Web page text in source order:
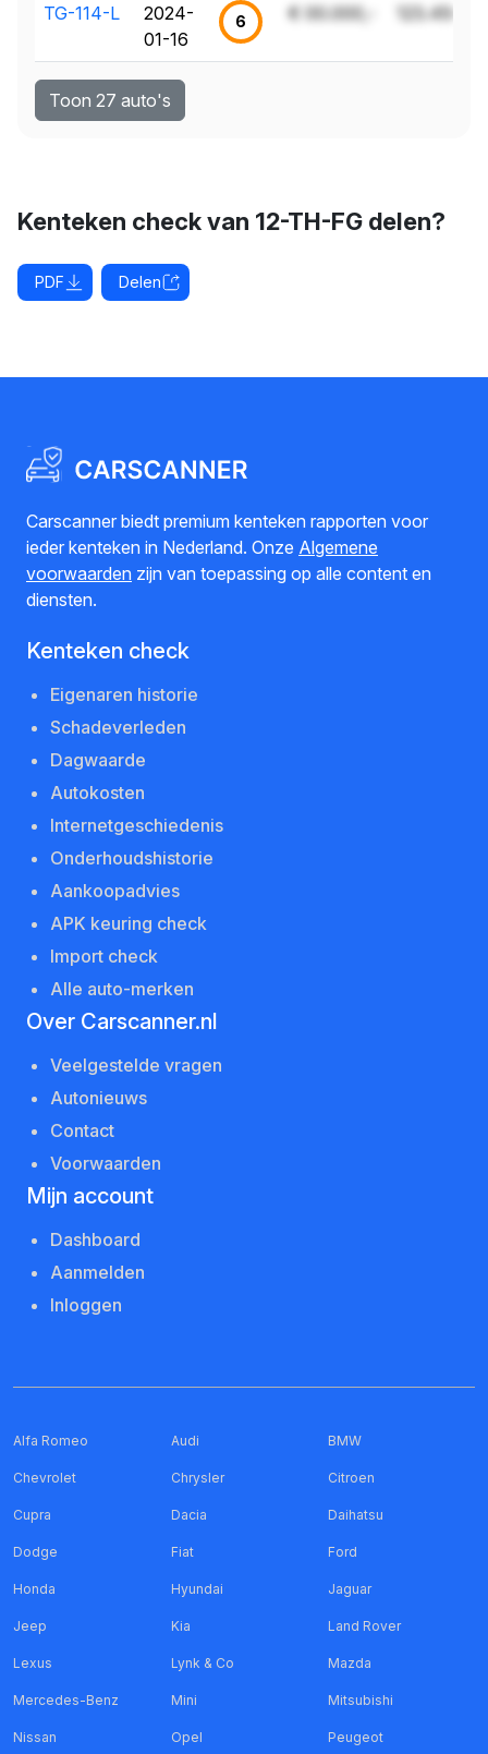
TG-114-L
2024-
01-16
6 € 00.000,- 123.456 km
Toon 27 auto's
Kenteken check van 12-TH-FG delen?
PDF Delen
Carscanner biedt premium kenteken rapporten voor
ieder kenteken in Nederland. Onze Algemene
voorwaarden zijn van toepassing op alle content en
diensten.
Kenteken check
Eigenaren historie
Schadeverleden
Dagwaarde
Autokosten
Internetgeschiedenis
Onderhoudshistorie
Aankoopadvies
APK keuring check
Import check
Alle auto-merken
Over Carscanner.nl
Veelgestelde vragen
Autonieuws
Contact
Voorwaarden
Mijn account
Dashboard
Aanmelden
Inloggen
Alfa Romeo Audi BMW
Chevrolet Chrysler Citroen
Cupra Dacia Daihatsu
Dodge Fiat Ford
Honda Hyundai Jaguar
Jeep Kia Land Rover
Lexus Lynk & Co Mazda
Mercedes-Benz Mini Mitsubishi
Nissan Opel Peugeot